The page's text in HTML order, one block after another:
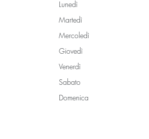
Lunedì
Martedì
Mercoledì
Giovedì
Venerdì
Sabato
Domenica